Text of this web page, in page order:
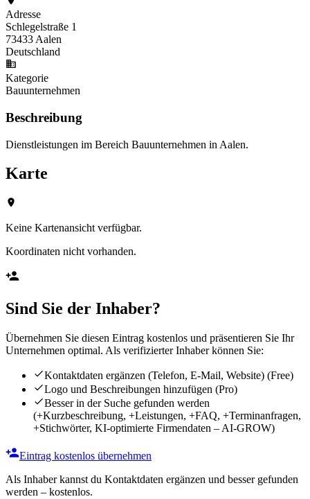
Adresse
Schlegelstraße 1
73433 Aalen
Deutschland
Kategorie
Bauunternehmen
Beschreibung
Dienstleistungen im Bereich Bauunternehmen in Aalen.
Karte
Keine Kartenansicht verfügbar.
Koordinaten nicht vorhanden.
Sind Sie der Inhaber?
Übernehmen Sie diesen Eintrag kostenlos und präsentieren Sie Ihr
Unternehmen optimal. Als verifizierter Inhaber können Sie:
Kontaktdaten ergänzen (Telefon, E-Mail, Website) (Free)
Logo und Beschreibungen hinzufügen (Pro)
Besser in der Suche gefunden werden
(+Kurzbeschreibung, +Leistungen, +FAQ, +Terminanfragen,
+Stichwörter, KI-optimierte Firmendaten – AI-GROW)
Eintrag kostenlos übernehmen
Als Inhaber kannst du Kontaktdaten ergänzen und besser gefunden
werden – kostenlos.